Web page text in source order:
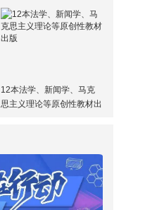
好党中央关于科技事业各项
部署的落实 加快推进高水
平科技自立自强
12本法学、新闻学、马克
思主义理论等原创性教材出